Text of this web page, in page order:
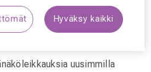
uusimmilla
Hyväksy kaikki